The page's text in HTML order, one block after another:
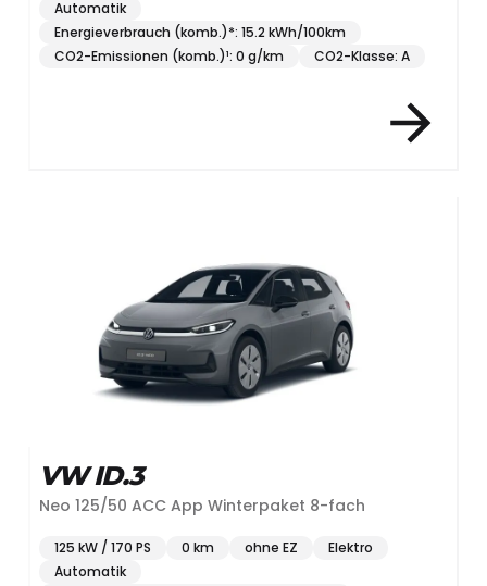
Automatik
Energieverbrauch (komb.)*: 15.2 kWh/100km
CO2-Emissionen (komb.)¹: 0 g/km
CO2-Klasse: A
VW ID.3
Neo 125/50 ACC App Winterpaket 8-fach
125 kW / 170 PS 0 km ohne EZ
Elektro
Automatik